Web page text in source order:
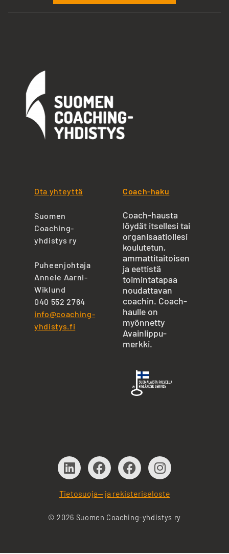
Ota yhteyttä
Suomen
Coaching-
yhdistys ry
Puheenjohtaja
Annele Aarni-
Wiklund
040 552 2764
info@coaching-
yhdistys.fi
Coach-haku
Coach-hausta
löydät itsellesi tai
organisaatiollesi
koulutetun,
ammattitaitoisen
ja eettistä
toimintatapaa
noudattavan
coachin. Coach-
haulle on
myönnetty
Avainlippu-
merkki.
Tietosuoja— ja rekisteriseloste
© 2026 Suomen Coaching-yhdistys ry